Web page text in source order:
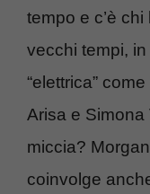
tempo e c’è
vecchi tempi, in
“elettrica”
Arisa e Simona
miccia?
coinvolge